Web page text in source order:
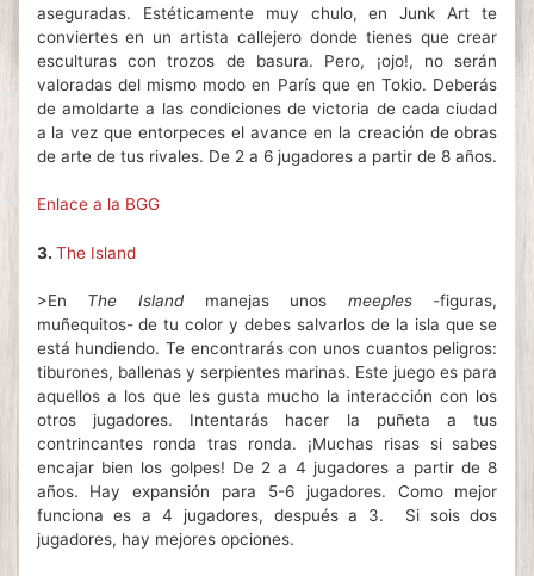
aseguradas. Estéticamente muy chulo, en Junk Art te
conviertes en un artista callejero donde tienes que crear
esculturas con trozos de basura. Pero, ¡ojo!, no serán
valoradas del mismo modo en París que en Tokio. Deberás
de amoldarte a las condiciones de victoria de cada ciudad
a la vez que entorpeces el avance en la creación de obras
de arte de tus rivales. De 2 a 6 jugadores a partir de 8 años.
Enlace a la BGG
3. The Island
>En The Islandmanejas unos meeples-figuras,
muñequitos- de tu color y debes salvarlos de la isla que se
está hundiendo. Te encontrarás con unos cuantos peligros:
tiburones, ballenas y serpientes marinas. Este juego es para
aquellos a los que les gusta mucho la interacción con los
otros jugadores. Intentarás hacer la puñeta a tus
contrincantes ronda tras ronda. ¡Muchas risas si sabes
encajar bien los golpes! De 2 a 4 jugadores a partir de 8
años. Hay expansión para 5-6 jugadores. Como mejor
funciona es a 4 jugadores, después a 3.
Si sois dos
jugadores, hay mejores opciones.